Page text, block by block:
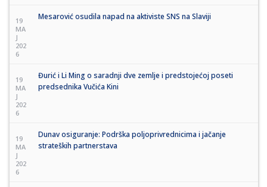
19
MA
J
202
6
Mesarović osudila napad na aktiviste SNS na Slaviji
19
MA
J
202
6
Đurić i Li Ming o saradnji dve zemlje i predstojećoj poseti
predsednika Vučića Kini
19
MA
J
202
6
Dunav osiguranje: Podrška poljoprivrednicima i jačanje
strateških partnerstava